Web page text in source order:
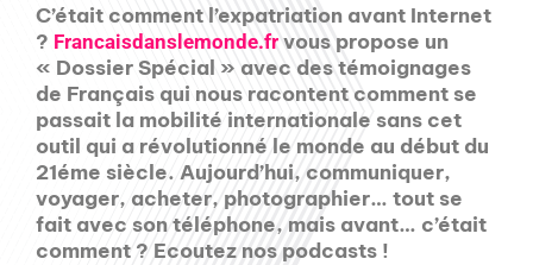
C’était comment l’expatriation avant Internet
? Francaisdanslemonde.fr vous propose un
« Dossier Spécial » avec des témoignages
de Français qui nous racontent comment se
passait la mobilité internationale sans cet
outil qui a révolutionné le monde au début du
21éme siècle. Aujourd’hui, communiquer,
voyager, acheter, photographier… tout se
fait avec son téléphone, mais avant… c’était
comment ? Ecoutez nos podcasts !